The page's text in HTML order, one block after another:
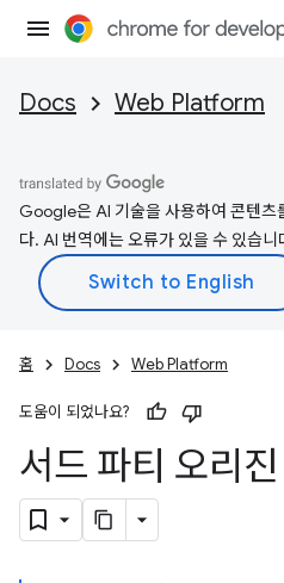
Docs Web Platform
Google은 AI 기술을 사용하여 콘텐츠
다. AI 번역에는 오류가 있을 수 있습니
홈 Docs Web Platform
도움이 되었나요?
서드 파티 오리